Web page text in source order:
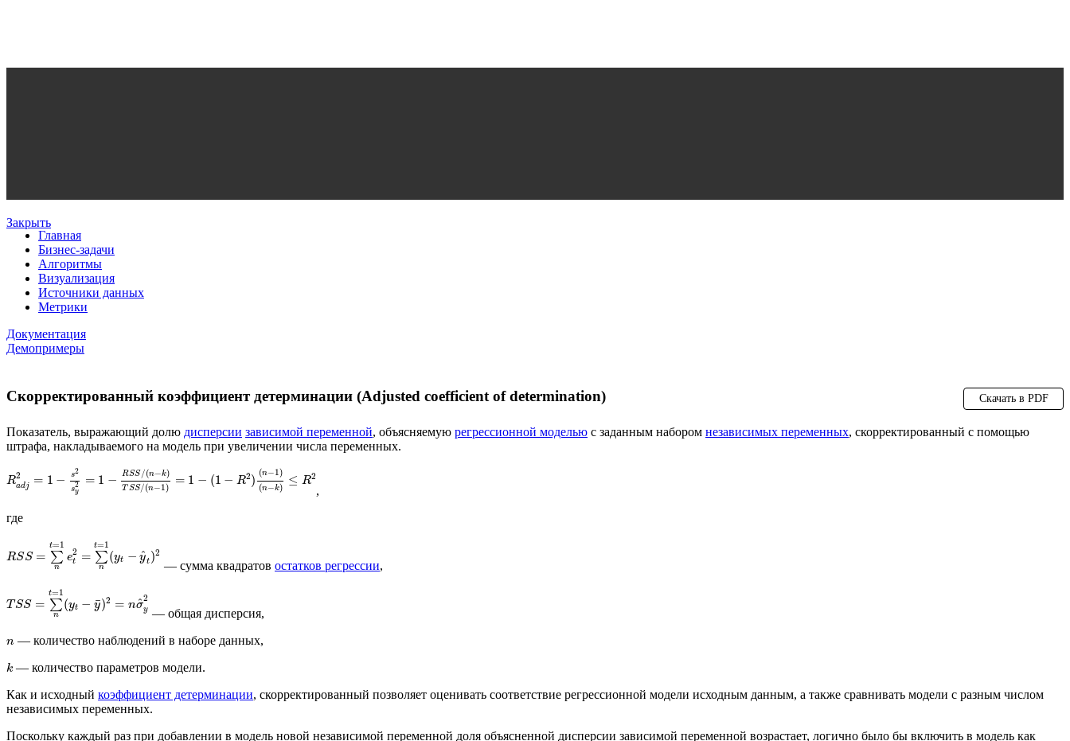
Закрыть
Главная
Бизнес-задачи
Алгоритмы
Визуализация
Источники данных
Метрики
Документация
Демопримеры
Скорректированный коэффициент детерминации (Adjusted coefficient of determination) Скачать в PDF
Показатель, выражающий долю дисперсии зависимой переменной, объясняемую регрессионной моделью с заданным набором независимых переменных, скорректированный с помощью
штрафа, накладываемого на модель при увеличении числа переменных.
R2
adj = 1 − s2
s2
y
= 1 − RSS/(n−k)
T SS/(n−1)
= 1 − (1 − R2)
(n−1)
(n−k)
≤ R2
,
где
RSS =
t=1
∑
n
e2
t =
t=1
∑
n
(yt − ^
yt )2
— сумма квадратовостатков регрессии,
T SS =
t=1
∑
n
(yt − ¯
y)2 = n^
σ
2
y — общая дисперсия,
n — количество наблюдений в наборе данных,
k — количество параметров модели.
Как и исходный коэффициент детерминации, скорректированный позволяет оценивать соответствие регрессионной модели исходным данным, а также сравнивать модели с разным числом
независимых переменных.
Поскольку каждый раз при добавлении в модель новой независимой переменной доля объясненной дисперсии зависимой переменной возрастает, логично было бы включить в модель как